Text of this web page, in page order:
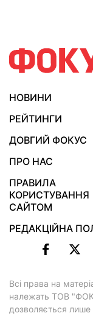
НОВИНИ
РЕЙТИНГИ
ДОВГИЙ ФОКУС
ПРО НАС
ПРАВИЛА
КОРИСТУВАННЯ
САЙТОМ
РЕДАКЦІЙНА
Всі права на
належать ТОВ
дозволяється